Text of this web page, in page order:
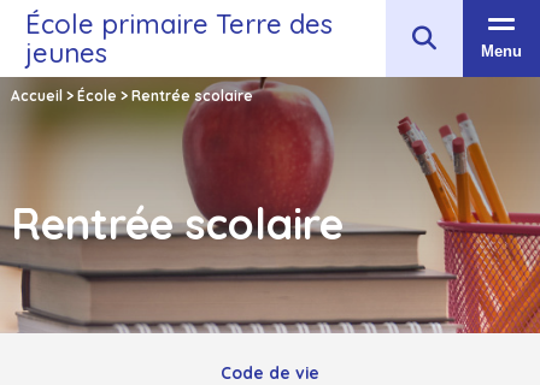
École primaire Terre des
jeunes
Menu
Accueil > École > Rentrée scolaire
Rentrée scolaire
Code de vie